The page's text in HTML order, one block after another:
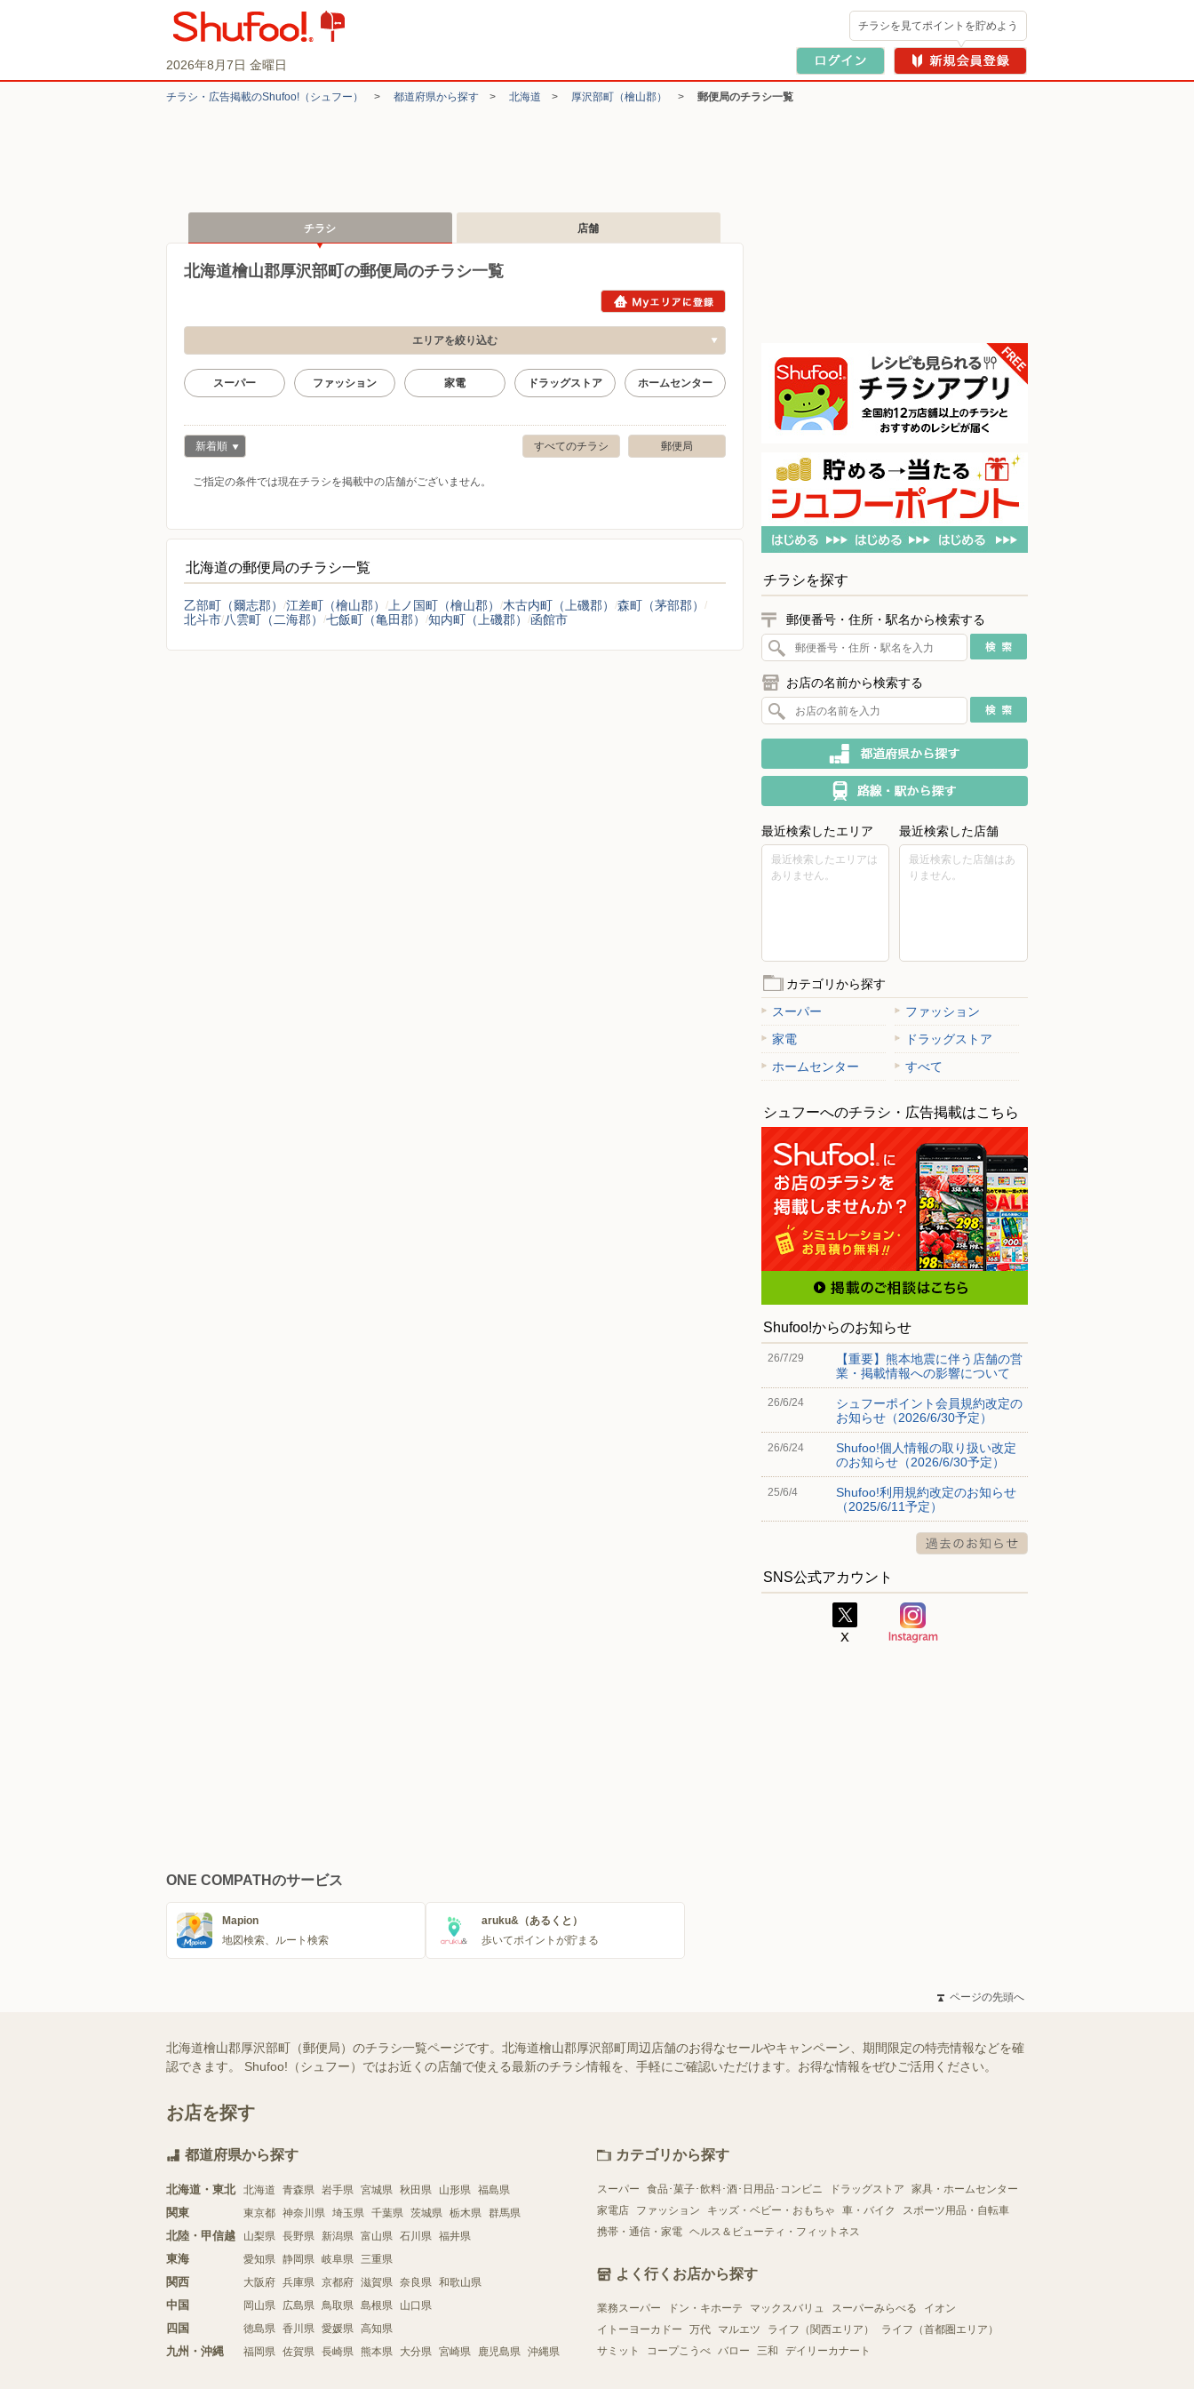
2026年8月7日 金曜日
チラシを見てポイントを貯めよう
チラシ・​広告掲載の​Shufoo!​（シュフー） > 都道府県から探す > 北海道 > 厚沢部町（檜山郡） > 郵便局のチラシ一覧
チラシ 店舗
北海道檜山郡厚沢部町の郵便局のチラシ一覧
エリアを絞り込む
スーパー ファッション 家電 ドラッグストア ホームセンター
郵便局
すべてのチラシ
新着順
ご指定の条件では現在チラシを掲載中の店舗がございません。
北海道の郵便局のチラシ一覧
乙部町（爾志郡） 江差町（檜山郡） 上ノ国町（檜山郡） 木古内町（上磯郡）
森町（茅部郡）
北斗市 八雲町（二海郡） 七飯町（亀田郡） 知内町（上磯郡） 函館市
チラシを探す
郵便番号・住所・駅名から検索する
お店の名前から検索する
最近検索したエリア
最近検索したエリアは
ありません。
最近検索した店舗
最近検索した店舗はあ
りません。
カテゴリから探す
スーパー
ファッション
家電
ドラッグストア
ホームセンター
すべて
シュフーへのチラシ・広告掲載はこちら
Shufoo!からのお知らせ
26/7/29
【重要】熊本地震に伴う店舗の営
業・掲載情報への影響について
26/6/24
シュフーポイント会員規約改定の
お知らせ（2026/6/30予定）
26/6/24
Shufoo!個人情報の取り扱い改定
のお知らせ（2026/6/30予定）
25/6/4
Shufoo!利用規約改定のお知らせ
（2025/6/11予定）
SNS公式アカウント
ONE COMPATHのサービス
Mapion
地図検索、ルート検索
aruku&（あるくと）
歩いてポイントが貯まる
ページの先頭へ
北海道檜山郡厚沢部町（郵便局）のチラシ一覧ページです。北海道檜山郡厚沢部町周辺店舗のお得なセールやキャンペーン、期間限定の特売情報などを確
認できます。 Shufoo!（シュフー）ではお近くの店舗で使える最新のチラシ情報を、手軽にご確認いただけます。お得な情報をぜひご活用ください。
お店を探す
都道府県から探す
北海道・東北 北海道 青森県 岩手県 宮城県 秋田県 山形県 福島県
関東 東京都 神奈川県 埼玉県 千葉県 茨城県 栃木県 群馬県
北陸・甲信越 山梨県 長野県 新潟県 富山県 石川県 福井県
東海 愛知県 静岡県 岐阜県 三重県
関西 大阪府 兵庫県 京都府 滋賀県 奈良県 和歌山県
中国 岡山県 広島県 鳥取県 島根県 山口県
四国 徳島県 香川県 愛媛県 高知県
九州・沖縄 福岡県 佐賀県 長崎県 熊本県 大分県 宮崎県 鹿児島県 沖縄県
カテゴリから探す
スーパー 食品･菓子･飲料･酒･日用品･コンビニ ドラッグストア
家具・ホームセンター
家電店
ファッション キッズ・ベビー・おもちゃ 車・バイク
スポーツ用品・自転車
携帯・通信・家電 ヘルス＆ビューティ・フィットネス
よく行くお店から探す
業務スーパー ドン・キホーテ マックスバリュ スーパーみらべる
イオン
イトーヨーカドー
万代 マルエツ ライフ（関西エリア）
ライフ（首都圏エリア）
サミット
コープこうべ バロー 三和 デイリーカナート